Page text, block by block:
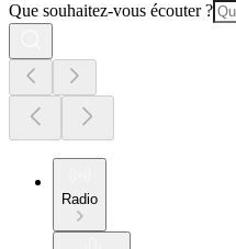
Que souhaitez-vous écouter ?
Radio